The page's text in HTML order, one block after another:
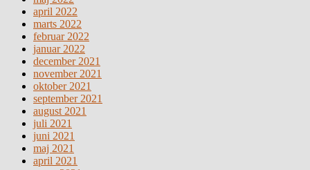
april 2022
marts 2022
februar 2022
januar 2022
december 2021
november 2021
oktober 2021
september 2021
august 2021
juli 2021
juni 2021
maj 2021
april 2021